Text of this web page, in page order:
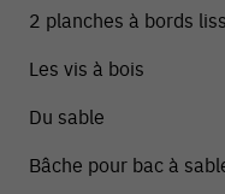
2 planches à bords
Les vis à bois
Du sable
Bâche pour bac à